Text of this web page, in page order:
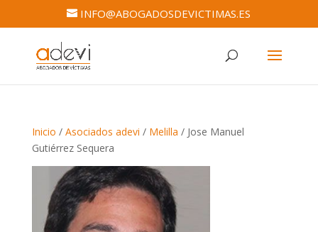
INFO@ABOGADOSDEVICTIMAS.ES
Inicio / Asociados adevi / Melilla / Jose Manuel
Gutiérrez Sequera